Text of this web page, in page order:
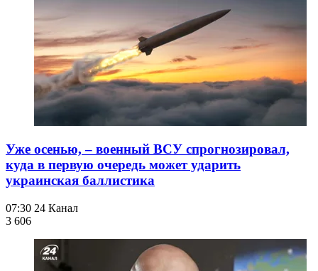
Уже осенью, – военный ВСУ спрогнозировал,
куда в первую очередь может ударить
украинская баллистика
07:30 24 Канал
3 606